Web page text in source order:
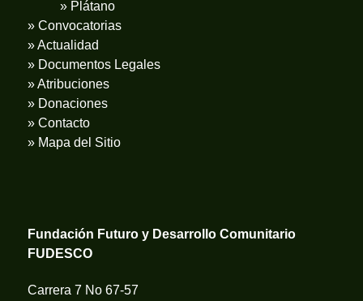
» Plátano
» Convocatorias
» Actualidad
» Documentos Legales
» Atribuciones
» Donaciones
» Contacto
» Mapa del Sitio
Fundación Futuro y Desarrollo Comunitario
FUDESCO
Carrera 7 No 67-57